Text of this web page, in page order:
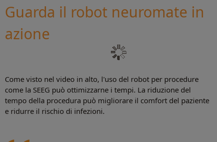
Guarda il robot neuromate in
azione
Come visto nel video in alto, l'uso del robot per procedure
come la SEEG può ottimizzarne i tempi. La riduzione del
tempo della procedura può migliorare il comfort del paziente
e ridurre il rischio di infezioni.